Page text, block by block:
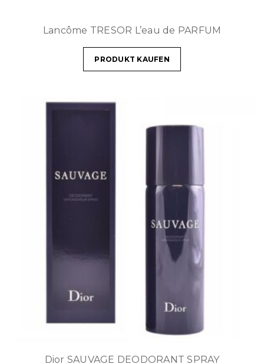
Lancôme TRESOR L’eau de PARFUM
PRODUKT KAUFEN
Dior SAUVAGE DEODORANT SPRAY